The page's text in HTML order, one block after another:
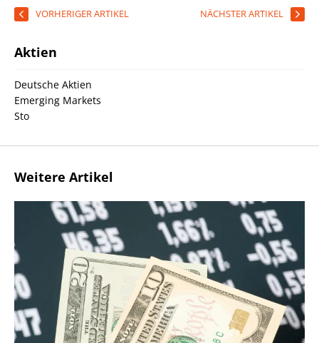
VORHERIGER ARTIKEL NÄCHSTER ARTIKEL
Aktien
Deutsche Aktien
Emerging Markets
Sto
Weitere Artikel